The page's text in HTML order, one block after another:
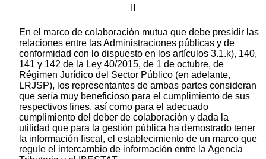
En el marco de colaboración mutua que debe presidir las
relaciones entre las Administraciones públicas y de
conformidad con lo dispuesto en los artículos 3.1.k), 140,
141 y 142 de la Ley 40/2015, de 1 de octubre, de
Régimen Jurídico del Sector Público (en adelante,
LRJSP), los representantes de ambas partes consideran
que sería muy beneficioso para el cumplimiento de sus
respectivos fines, así como para el adecuado
cumplimiento del deber de colaboración y dada la
utilidad que para la gestión pública ha demostrado tener
la información fiscal, el establecimiento de un marco que
regule el intercambio de información entre la Agencia